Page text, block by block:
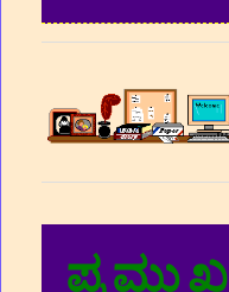
ಪ್ರಮುಖ